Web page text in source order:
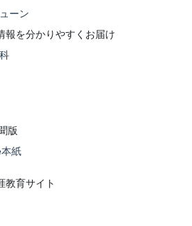
ーン
報を分かりやすくお届け
版
紙
教育サイト